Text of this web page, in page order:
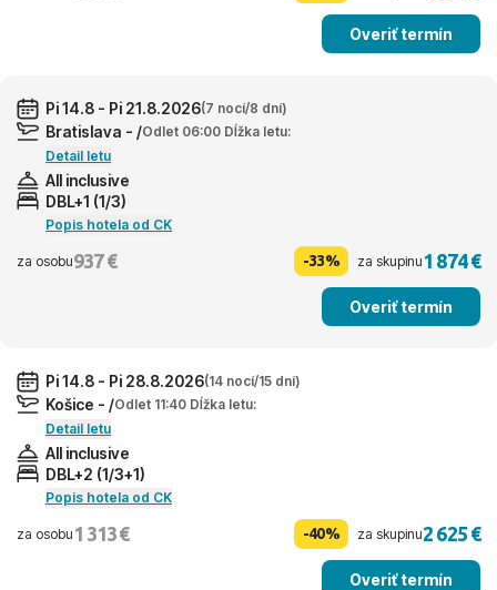
Overiť termín
Pi 14.8 - Pi 21.8.2026(7 nocí/8 dní)
Bratislava - /Odlet 06:00 Dĺžka letu:
Detail letu
All inclusive
DBL+1 (1/3)
Popis hotela od CK
za osobu937 € -33% za skupinu1 874 €
Overiť termín
Pi 14.8 - Pi 28.8.2026(14 nocí/15 dní)
Košice - /Odlet 11:40 Dĺžka letu:
Detail letu
All inclusive
DBL+2 (1/3+1)
Popis hotela od CK
za osobu 1 313 € -40% za skupinu2 625 €
Overiť termín